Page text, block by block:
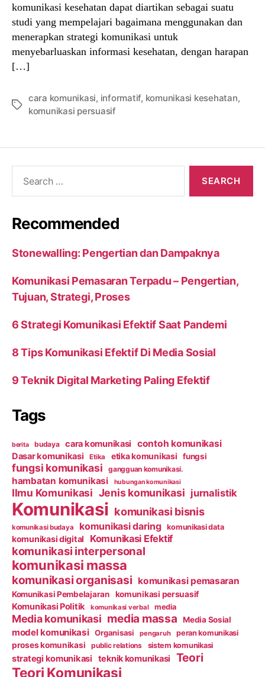
komunikasi kesehatan dapat diartikan sebagai suatu
studi yang mempelajari bagaimana menggunakan dan
menerapkan strategi komunikasi untuk
menyebarluaskan informasi kesehatan, dengan harapan
[…]
Tags
cara komunikasi, informatif, komunikasi kesehatan,
komunikasi persuasif
Recommended
Stonewalling: Pengertian dan Dampaknya
Komunikasi Pemasaran Terpadu – Pengertian,
Tujuan, Strategi, Proses
6 Strategi Komunikasi Efektif Saat Pandemi
8 Tips Komunikasi Efektif Di Media Sosial
9 Teknik Digital Marketing Paling Efektif
Tags
berita budaya cara komunikasi contoh komunikasi
Dasar komunikasi Etika etika komunikasi fungsi
fungsi komunikasi gangguan komunikasi.
hambatan komunikasi hubungan komunikasi
Ilmu Komunikasi Jenis komunikasi jurnalistik
Komunikasi komunikasi bisnis
komunikasi budaya komunikasi daring komunikasi data
komunikasi digital Komunikasi Efektif
komunikasi interpersonal
komunikasi massa
komunikasi organisasi komunikasi pemasaran
Komunikasi Pembelajaran komunikasi persuasif
Komunikasi Politik komunikasi verbal media
Media komunikasi media massa Media Sosial
model komunikasi Organisasi pengaruh peran komunikasi
proses komunikasi public relations sistem komunikasi
strategi komunikasi teknik komunikasi Teori
Teori Komunikasi